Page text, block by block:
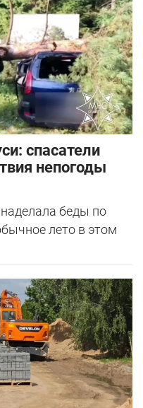
спасатели
непогоды
беды по
лето в этом